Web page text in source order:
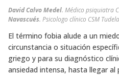
David Calvo Medel. Médico psiquiatra
Navascués. Psicologo clínico CSM Tudela
El término fobia alude a un
circunstancia o situación
griego y para su diagnóstico
ansiedad intensa, hasta llegar al